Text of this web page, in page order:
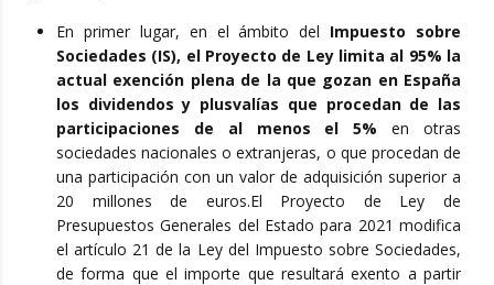
En primer lugar, en el ámbito del Impuesto sobre
Sociedades (IS), el Proyecto de Ley limita al 95% la
actual exención plena de la que gozan en España
los dividendos y plusvalías que procedan de las
participaciones de al menos el 5% en otras
sociedades nacionales o extranjeras, o que procedan de
una participación con un valor de adquisición superior a
20 millones de euros.El Proyecto de Ley de
Presupuestos Generales del Estado para 2021 modifica
el artículo 21 de la Ley del Impuesto sobre Sociedades,
de forma que el importe que resultará exento a partir